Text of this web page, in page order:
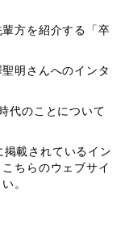
方を紹介する「卒
明さんへのインタ
代のことについて
載されているイン
ちらのウェブサイ
。